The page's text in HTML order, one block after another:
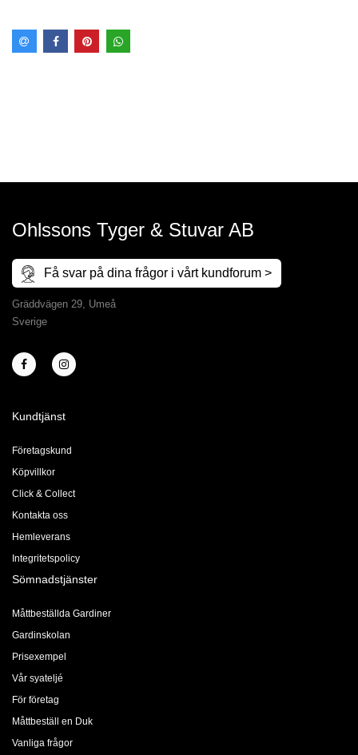
Ohlssons Tyger & Stuvar AB
Få svar på dina frågor i vårt kundforum >
Gräddvägen 29, Umeå
Sverige
Kundtjänst
Företagskund
Köpvillkor
Click & Collect
Kontakta oss
Hemleverans
Integritetspolicy
Sömnadstjänster
Måttbeställda Gardiner
Gardinskolan
Prisexempel
Vår syateljé
För företag
Måttbeställ en Duk
Vanliga frågor